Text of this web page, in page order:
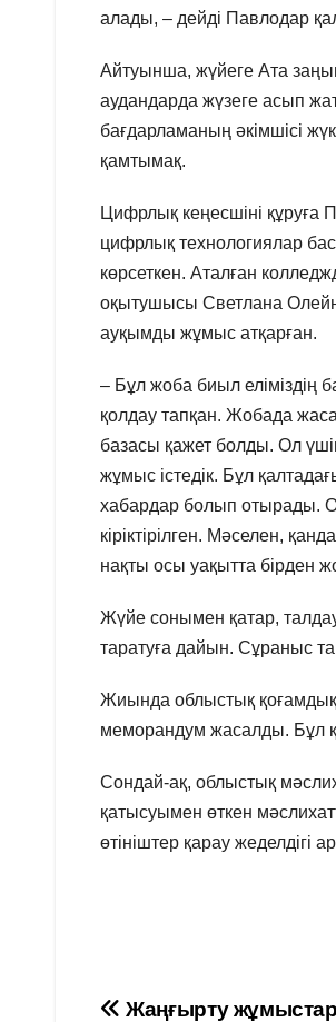
алады, – дейді Павлодар
Айтуынша, жүйеге Ата
аудандарда жүзеге асып
бағдарламаның әкімшісі
қамтымақ.
Цифрлық кеңесшіні құруға
цифрлық технологиялар
көрсеткен. Аталған
оқытушысы Светлана
ауқымды жұмыс атқарған.
– Бұл жоба биыл еліміздің
қолдау тапқан. Жобада
базасы қажет болды. Ол
жұмыс істедік. Бұл
хабардар болып отырады.
кіріктірілген. Мәселен,
нақты осы уақытта бірден
Жүйе сонымен қатар,
таратуға дайын. Сұраныс та
Жиында облыстық
меморандум жасалды. Бұл
Сондай-ақ, облыстық
қатысуымен өткен
өтініштер қарау жеделдігі
Жаңғырту